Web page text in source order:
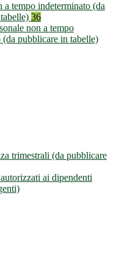
a tempo indeterminato (da
36
non a tempo
(da pubblicare in tabelle)
trimestrali (da pubblicare
ai dipendenti